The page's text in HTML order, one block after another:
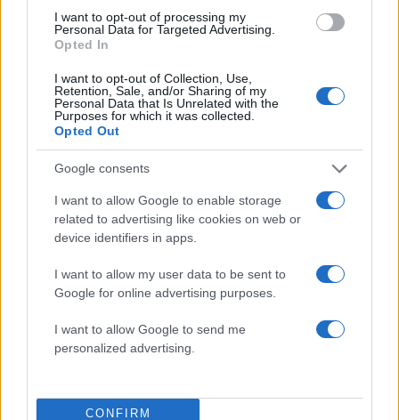
I want to opt-out of processing my
Personal Data for Targeted Advertising.
Opted In
I want to opt-out of Collection, Use,
Retention, Sale, and/or Sharing of my
Personal Data that Is Unrelated with the
Purposes for which it was collected.
Opted Out
Google consents
I want to allow Google to enable storage
related to advertising like cookies on web or
device identifiers in apps.
I want to allow my user data to be sent to
Google for online advertising purposes.
I want to allow Google to send me
personalized advertising.
CONFIRM
50 /50
Υποβολή σχολίου
Όροι Χρήσης . Το site προστατεύεται από reCAPTCHA, ισχύουν
Όροι Χρήσης
ΠΑΤΡΑ
ΤΡΟΧΑΙΟ ΔΥΣΤΥΧΗΜΑ